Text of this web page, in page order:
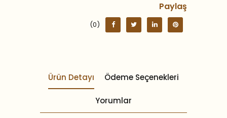
Paylaş
(0)
Ürün Detayı Ödeme Seçenekleri
Yorumlar